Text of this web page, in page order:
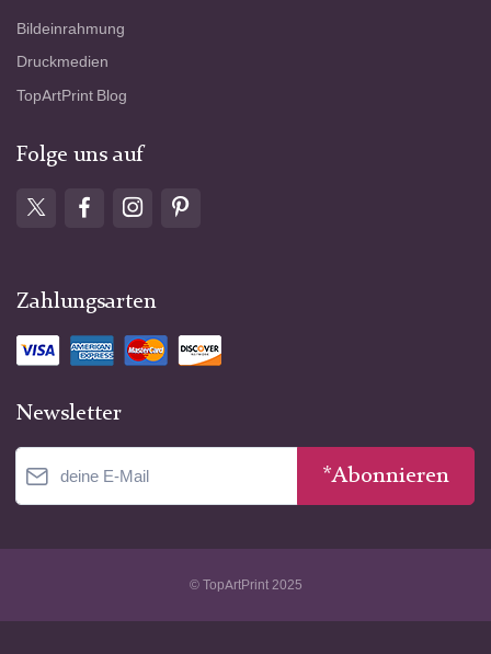
Bildeinrahmung
Druckmedien
TopArtPrint Blog
Folge uns auf
Zahlungsarten
Newsletter
*Abonnieren
© TopArtPrint 2025